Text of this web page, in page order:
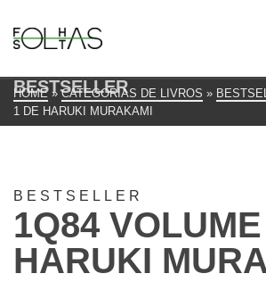
BESTSELLER
HOME » CATEGORIAS DE LIVROS »
1 DE HARUKI MURAKAMI
BESTSELLER
1Q84
HARUKI